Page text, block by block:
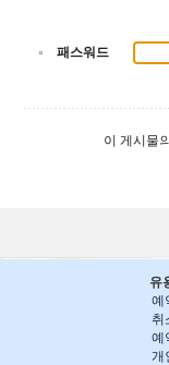
패스워드
이 게시물
유
예
취
예
개